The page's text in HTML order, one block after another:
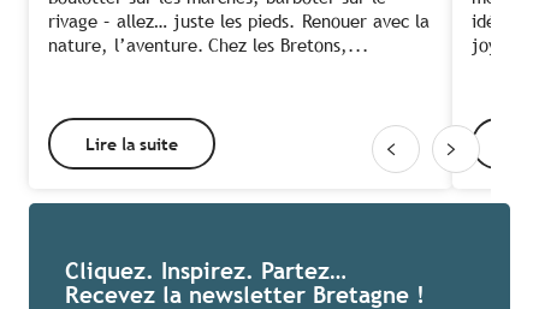
rivage – allez… juste les pieds. Renouer avec la
nature, l’aventure. Chez les Bretons,...
Lire la suite
idée !
Cliquez. Inspirez. Partez…
Recevez la newsletter Bretagne !